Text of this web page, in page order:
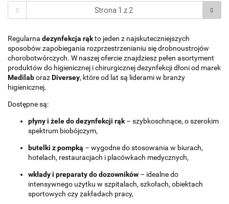
Regularna dezynfekcja rąkto jeden z najskuteczniejszych
sposobów zapobiegania rozprzestrzenianiu się drobnoustrojów
chorobotwórczych. W naszej ofercie znajdziesz pełen asortyment
produktów do higienicznej i chirurgicznej dezynfekcji dłoni od marek
MedilaborazDiversey, które od lat są liderami w branży
higienicznej.
Dostępne są:
płyny i żele do dezynfekcji rąk – szybkoschnące, o szerokim
spektrum biobójczym,
butelki z pompką – wygodne do stosowania w biurach,
hotelach, restauracjach i placówkach medycznych,
wkłady i preparaty do dozowników – idealne do
intensywnego użytku w szpitalach, szkołach, obiektach
sportowych czy zakładach pracy,